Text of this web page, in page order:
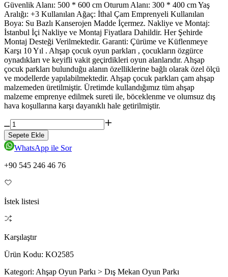
Güvenlik Alanı: 500 * 600 cm Oturum Alanı: 300 * 400 cm Yaş
Aralığı: +3 Kullanılan Ağaç: İthal Çam Emprenyeli Kullanılan
Boya: Su Bazlı Kanserojen Madde İçermez. Nakliye ve Montaj:
İstanbul İçi Nakliye ve Montaj Fiyatlara Dahildir. Her Şehirde
Montaj Desteği Verilmektedir. Garanti: Çürüme ve Küflenmeye
Karşı 10 Yıl . Ahşap çocuk oyun parkları , çocukların özgürce
oynadıkları ve keyifli vakit geçirdikleri oyun alanlarıdır. Ahşap
çocuk parkları bulunduğu alanın özelliklerine bağlı olarak özel ölçü
ve modellerde yapılabilmektedir. Ahşap çocuk parkları çam ahşap
malzemeden üretilmiştir. Üretimde kullandığımız tüm ahşap
malzeme emprenye edilmek sureti ile, böceklenme ve olumsuz dış
hava koşullarına karşı dayanıklı hale getirilmiştir.
Sepete Ekle
WhatsApp ile Sor
+90 545 246 46 76
İstek listesi
Karşılaştır
Ürün Kodu: KO2585
Kategori: Ahşap Oyun Parkı > Dış Mekan Oyun Parkı